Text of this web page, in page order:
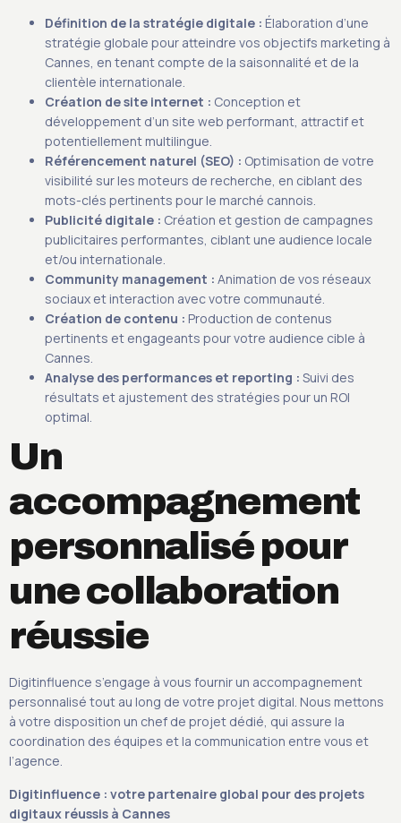
Définition de la stratégie digitale : Élaboration d’une
stratégie globale pour atteindre vos objectifs marketing à
Cannes, en tenant compte de la saisonnalité et de la
clientèle internationale.
Création de site internet : Conception et
développement d’un site web performant, attractif et
potentiellement multilingue.
Référencement naturel (SEO) : Optimisation de votre
visibilité sur les moteurs de recherche, en ciblant des
mots-clés pertinents pour le marché cannois.
Publicité digitale : Création et gestion de campagnes
publicitaires performantes, ciblant une audience locale
et/ou internationale.
Community management : Animation de vos réseaux
sociaux et interaction avec votre communauté.
Création de contenu : Production de contenus
pertinents et engageants pour votre audience cible à
Cannes.
Analyse des performances et reporting : Suivi des
résultats et ajustement des stratégies pour un ROI
optimal.
Un
accompagnement
personnalisé pour
une collaboration
réussie
Digitinfluence s’engage à vous fournir un accompagnement
personnalisé tout au long de votre projet digital. Nous mettons
à votre disposition un chef de projet dédié, qui assure la
coordination des équipes et la communication entre vous et
l’agence.
Digitinfluence : votre partenaire global pour des projets
digitaux réussis à Cannes